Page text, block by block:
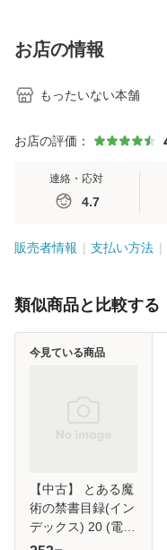
お店の情報
もったいない本舗
お店の評価：
連絡・応対
4.7
販売者情報 支払い方法
類似商品と比較する
【中古】 とある魔
術の禁書目録(イン
デックス) 20 (電撃
文庫 1908) / 鎌池
今見ている商品